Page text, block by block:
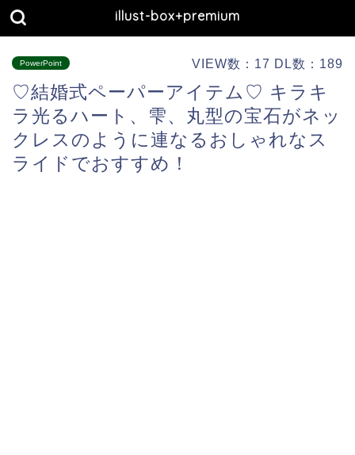
illust-box+premium
PowerPoint VIEW数：17 DL数：189
♡結婚式ペーパーアイテム♡ キラキ
ラ光るハート、雫、丸型の宝石がネッ
クレスのように連なるおしゃれなス
ライドでおすすめ！